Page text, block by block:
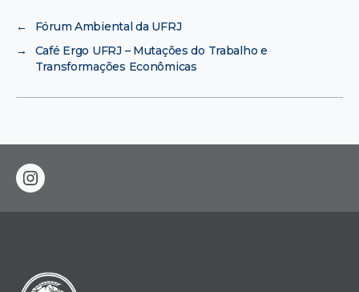
←
Fórum Ambiental da UFRJ
→
Café Ergo UFRJ – Mutações do Trabalho e
Transformações Econômicas
instagram